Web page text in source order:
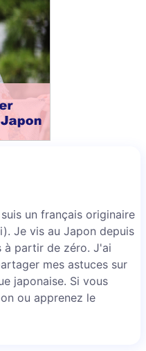
un français originaire
Je vis au Japon depuis
à partir de zéro. J'ai
mes astuces sur
japonaise. Si vous
ou apprenez le